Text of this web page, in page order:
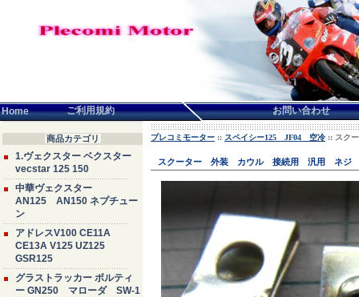
Home ご利用規約 お問い合わせ
商品カテゴリ
1.ヴェクスター ベクスター
vecstar 125 150
中華ヴェクスター
AN125 AN150 ネプチュー
ン
アドレスV100 CE11A
CE13A V125 UZ125
GSR125
グラストラッカー ボルティ
ー GN250 マローダ SW-1
プレコミモーター :: スペイシー125 JF04 空冷 :: スク
スクーター 外装 カウル 接続用 汎用 ネジ